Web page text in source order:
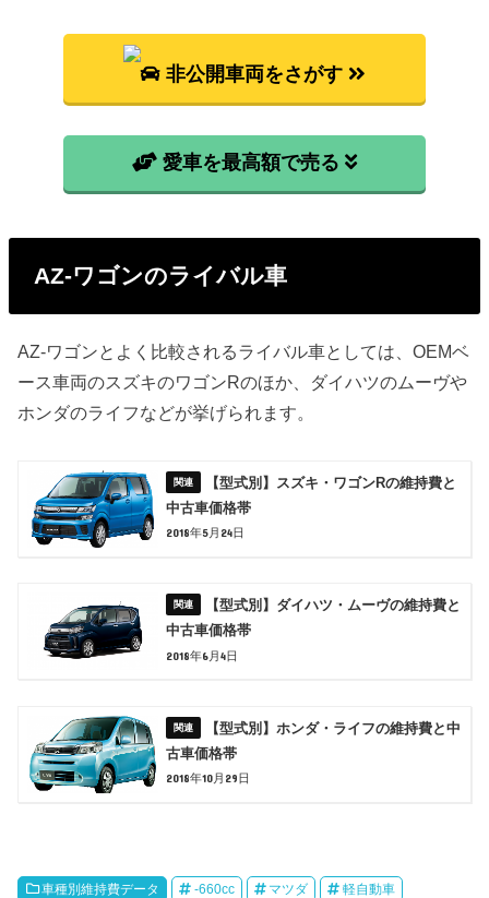
非公開車両をさがす
愛車を最高額で売る
AZ-ワゴンのライバル車
AZ-ワゴンとよく比較されるライバル車としては、OEMベ
ース車両のスズキのワゴンRのほか、ダイハツのムーヴや
ホンダのライフなどが挙げられます。
【型式別】スズキ・ワゴンRの維持費と
中古車価格帯
2018年5月24日
【型式別】ダイハツ・ムーヴの維持費と
中古車価格帯
2018年6月4日
【型式別】ホンダ・ライフの維持費と中
古車価格帯
2018年10月29日
車種別維持費データ -660cc マツダ 軽自動車